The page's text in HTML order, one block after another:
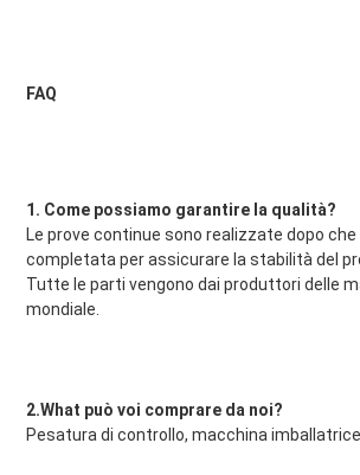
FAQ
1. Come possiamo garantire la qualità?
Le prove continue sono realizzate dopo che
completata per assicurare la stabilità del
Tutte le parti vengono dai produttori delle
mondiale.
2.What può voi comprare da noi?
Pesatura di controllo, macchina